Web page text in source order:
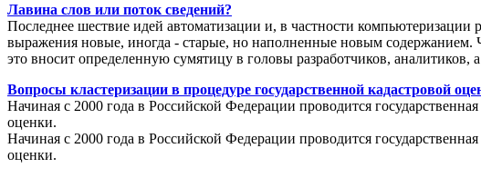
Лавина слов или поток сведений?
Последнее шествие идей автоматизации и, в частности
выражения новые, иногда - старые, но наполненные новым содержанием.
это вносит определенную сумятицу в головы разработчиков,
Вопросы кластеризации в процедуре государственной кадастровой
Начиная с 2000 года в Российской Федерации проводится
оценки.
Начиная с 2000 года в Российской Федерации проводится
оценки.